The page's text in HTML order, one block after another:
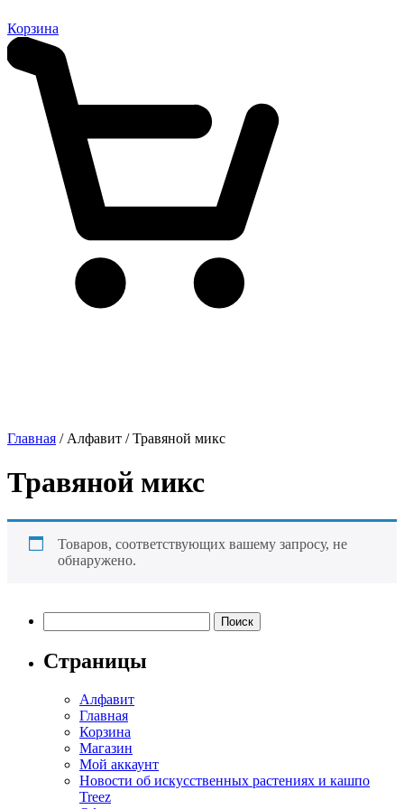
Корзина
Главная / Алфавит / Травяной микс
Травяной микс
Товаров, соответствующих вашему запросу, не
обнаружено.
Страницы
Алфавит
Главная
Корзина
Магазин
Мой аккаунт
Новости об искусственных растениях и кашпо
Treez